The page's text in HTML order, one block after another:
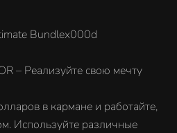
Bundlex000d
– Реализуйте свою мечту
в кармане и работайте,
Используйте различные